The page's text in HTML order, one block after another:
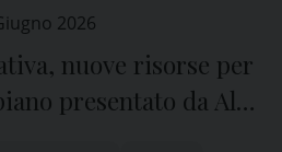
2026
nuove risorse per
presentato da Aler